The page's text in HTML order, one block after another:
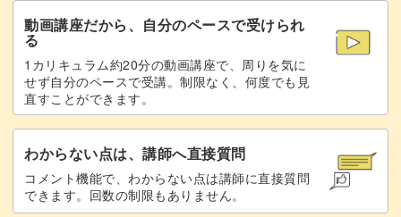
動画講座だから、自分のペースで受けられ
る
1カリキュラム約20分の動画講座で、周りを気に
せず自分のペースで受講。制限なく、何度でも見
直すことができます。
わからない点は、講師へ直接質問
コメント機能で、わからない点は講師に直接質問
できます。回数の制限もありません。